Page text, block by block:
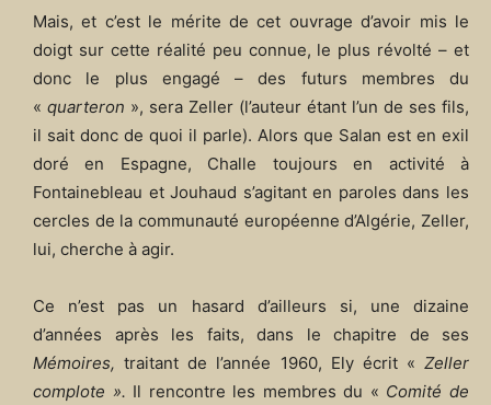
Mais, et c’est le mérite de cet ouvrage d’avoir mis le
doigt sur cette réalité peu connue, le plus révolté – et
donc le plus engagé – des futurs membres du
« quarteron », sera Zeller (l’auteur étant l’un de ses fils,
il sait donc de quoi il parle). Alors que Salan est en exil
doré en Espagne, Challe toujours en activité à
Fontainebleau et Jouhaud s’agitant en paroles dans les
cercles de la communauté européenne d’Algérie, Zeller,
lui, cherche à agir.
Ce n’est pas un hasard d’ailleurs si, une dizaine
d’années après les faits, dans le chapitre de ses
Mémoires,traitant de l’année 1960, Ely écrit « Zeller
complote ». Il rencontre les membres du « Comité de